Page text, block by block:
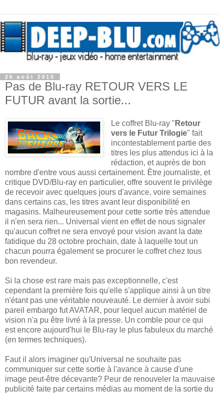
26 août 2010
Pas de Blu-ray RETOUR VERS LE
FUTUR avant la sortie...
Le coffret Blu-ray " Retour
vers le Futur Trilogie" fait
incontestablement partie des
titres les plus attendus ici à la
rédaction, et auprès de bon
nombre d'entre vous aussi certainement. Être journaliste, et
critique DVD/Blu-ray en particulier, offre souvent le privilège
de recevoir avec quelques jours d'avance, voire semaines
dans certains cas, les titres avant leur disponibilité en
magasins. Malheureusement pour cette sortie très attendue
il n'en sera rien... Universal vient en effet de nous signaler
qu'aucun coffret ne sera envoyé pour vision avant la date
fatidique du 28 octobre prochain, date à laquelle tout un
chacun pourra également se procurer le coffret chez tous
bon revendeur.
Si la chose est rare mais pas exceptionnelle, c'est
cependant la première fois qu'elle s'applique ainsi à un titre
n'étant pas une véritable nouveauté. Le dernier à avoir subi
pareil embargo fut AVATAR, pour lequel aucun matériel de
vision n'a pu être livré à la presse. Un comble pour ce qui
est encore aujourd'hui le Blu-ray le plus fabuleux du marché
(en termes techniques).
Faut il alors imaginer qu'Universal ne souhaite pas
communiquer sur cette sortie à l'avance à cause d'une
image peut-être décevante? Peur de renouveler la mauvaise
publicité faite par certains médias au moment de la sortie du